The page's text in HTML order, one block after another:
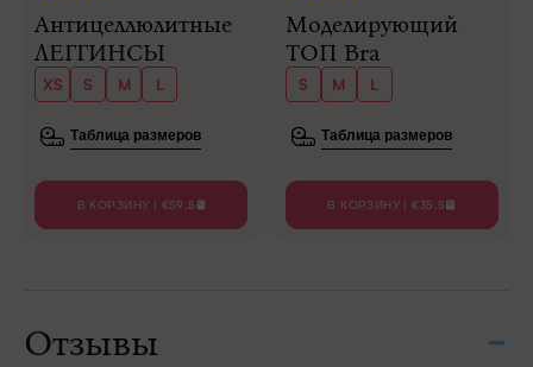
Антицеллюлитные
ЛЕГГИНСЫ
XS S M L
Таблица размеров
В КОРЗИНУ | €59.5
Моделирующий
ТОП Bra
S M L
Таблица размеров
В КОРЗИНУ | €35.5
Отзывы